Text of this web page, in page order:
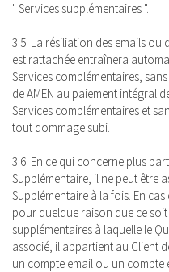
" Services supplémentaires ".
3.5. La résiliation des emails ou
est rattachée entraînera
Services complémentaires,
de AMEN au paiement intégral
Services complémentaires et
tout dommage subi.
3.6. En ce qui concerne plus
Supplémentaire, il ne peut être
Supplémentaire à la fois. En
pour quelque raison que ce
supplémentaires à laquelle le
associé, il appartient au Client
un compte email ou un compte